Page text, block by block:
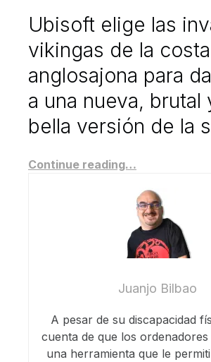
Ubisoft elige las
vikingas de la costa
anglosajona para
a una nueva, brutal
bella versión de la
Continue reading…
Juanjo Bilbao
A pesar de su discapacidad
cuenta de que los
una herramienta que le